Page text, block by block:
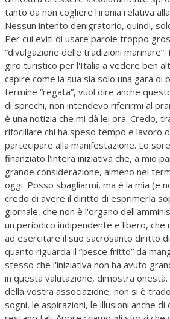
tanto da non cogliere l'ironia relativa
Nessun intento denigratorio, quindi,
Per cui eviti di usare parole troppo
“divulgazione delle tradizioni
giro turistico per l'Italia a vedere ben
capire come la sua sia solo una gara di
termine “regata”, vuol dire anche
di sprechi, non intendevo riferirmi al
è una notizia che mi dà lei ora. Credo,
rifocillare chi ha speso tempo e lavoro
partecipare alla manifestazione. Lo
finanziato l'intera iniziativa che, a mio
grande considerazione, almeno nei
oggi. Posso sbagliarmi, ma è la mia (e
credo di avere il diritto di esprimerla
giornale, che non è l'organo
un periodico indipendente e libero, che
ad esercitare il suo sacrosanto diritto
quanto riguarda il “pesce fritto” da
stesso che l'iniziativa non ha avuto
in questa valutazione, dimostra
della vostra associazione, non si è
sogni, le aspirazioni, le illusioni anche